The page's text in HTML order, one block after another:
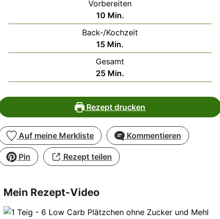
Vorbereiten
10Minuten
Min.
Back-/Kochzeit
15Minuten
Min.
Gesamt
25Minuten
Min.
Rezept drucken
Auf meine Merkliste Kommentieren
Pin Rezept teilen
Mein Rezept-Video